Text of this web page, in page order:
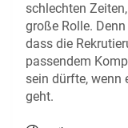
schlechten
große Rolle.
dass die
passendem
sein dürfte, wenn
geht.